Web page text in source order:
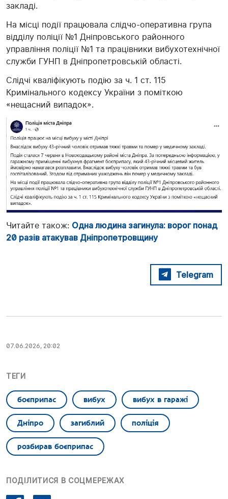
закладі.
На місці події працювала слідчо-оперативна група
відділу поліції №1 Дніпровського районного
управління поліції №1 та працівники вибухотехнічної
служби ГУНП в Дніпропетровській області.
Слідчі кваліфікують подію за ч. 1 ст. 115
Кримінального кодексу України з поміткою
«нещасний випадок».
Читайте також: Одна людина загинула: ворог понад
20 разів атакував Дніпропетровщину
Telegram
07.06.2026, 20:02
ТЕГИ
боєприпас вибух вибух в гаражі
Дніпро загиблий поліція
розбирав боєприпас
ПОДІЛИТИСЯ В СОЦМЕРЕЖАХ